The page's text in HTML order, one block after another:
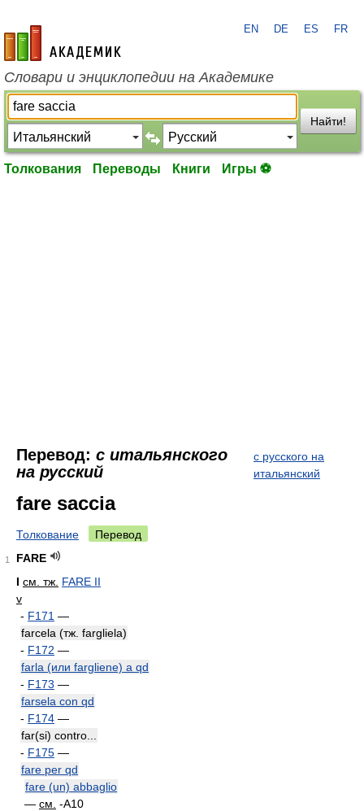
academic.ru
EN DE ES FR
Словари и энциклопедии на Академике
Найти!
Толкования Переводы Книги Игры ⚽
Перевод: с итальянского
на русский
с русского на
итальянский
fare saccia
Толкование Перевод
1
FARE
I см. тж. FARE II
v
- F171 —
farcela (тж. fargliela)
- F172 —
farla (или fargliene) a qd
- F173 —
farsela con qd
- F174 —
far(si) contro...
- F175 —
fare per qd
fare (un) abbaglio
— см. -A10